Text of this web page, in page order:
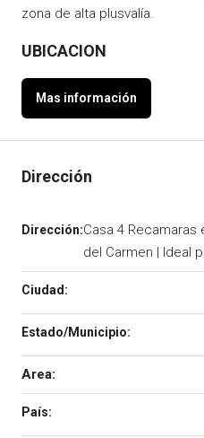
zona de alta plusvalía.
UBICACION
Casa 4 Recamaras
del Carmen | Ideal
Area: